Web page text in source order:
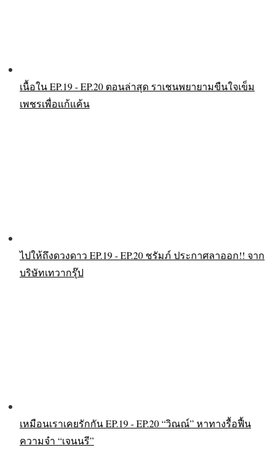
เนื้อใน EP.19 - EP.20 ตอนล่าสุด ราเชนพยายามขืนใจเข็ม
เพชรเพื่อแก้แค้น
ไปให้ถึงดวงดาว EP.19 - EP.20 ชรัมภ์ ประกาศลาออก!! จาก
บริษัทเทวากรุ๊ป
เหมือนเราเคยรักกัน EP.19 - EP.20 “วิณณ์” หาทางรื้อฟื้น
ความจำ “เจนนรี”